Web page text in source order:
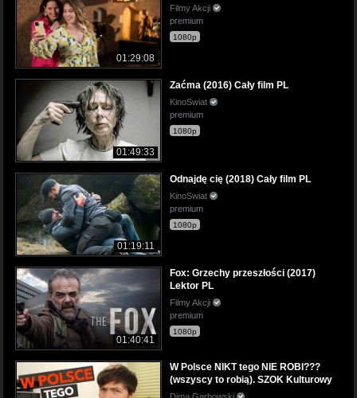
01:29:08
Filmy Akcji
premium
1080p
01:49:33
Zaćma (2016) Cały film PL
KinoSwiat
premium
1080p
01:19:11
Odnajdę cię (2018) Cały film PL
KinoSwiat
premium
1080p
01:40:41
Fox: Grzechy przeszłości (2017)
Lektor PL
Filmy Akcji
premium
1080p
W Polsce NIKT tego NIE ROBI???
(wszyscy to robią). SZOK Kulturowy